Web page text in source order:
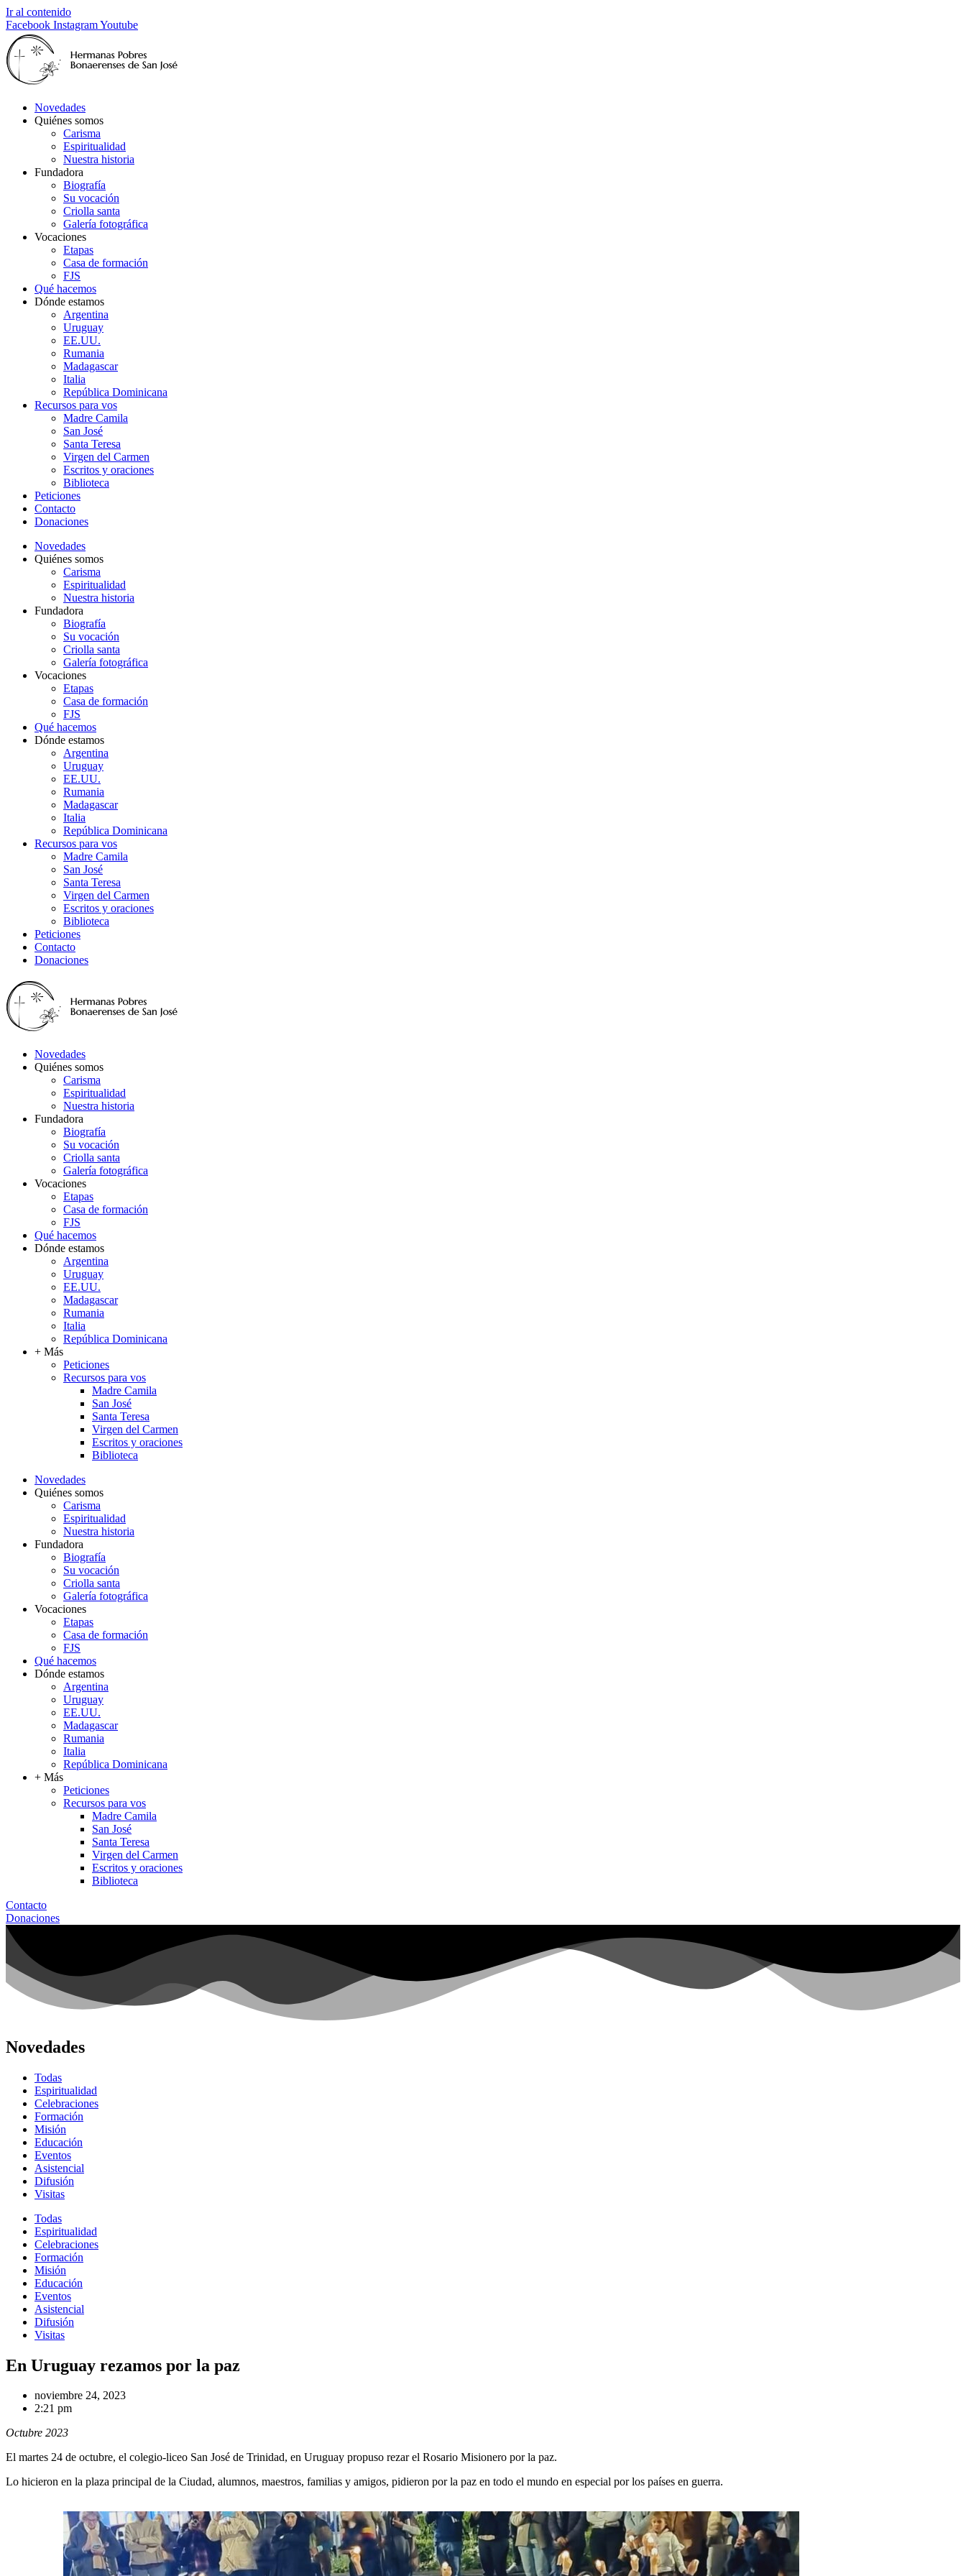
Ir al contenido
Facebook InstagramYoutube
Novedades
Quiénes somos
Carisma
Espiritualidad
Nuestra historia
Fundadora
Biografía
Su vocación
Criolla santa
Galería fotográfica
Vocaciones
Etapas
Casa de formación
FJS
Qué hacemos
Dónde estamos
Argentina
Uruguay
EE.UU.
Rumania
Madagascar
Italia
República Dominicana
Recursos para vos
Madre Camila
San José
Santa Teresa
Virgen del Carmen
Escritos y oraciones
Biblioteca
Peticiones
Contacto
Donaciones
Novedades
Quiénes somos
Carisma
Espiritualidad
Nuestra historia
Fundadora
Biografía
Su vocación
Criolla santa
Galería fotográfica
Vocaciones
Etapas
Casa de formación
FJS
Qué hacemos
Dónde estamos
Argentina
Uruguay
EE.UU.
Rumania
Madagascar
Italia
República Dominicana
Recursos para vos
Madre Camila
San José
Santa Teresa
Virgen del Carmen
Escritos y oraciones
Biblioteca
Peticiones
Contacto
Donaciones
Novedades
Quiénes somos
Carisma
Espiritualidad
Nuestra historia
Fundadora
Biografía
Su vocación
Criolla santa
Galería fotográfica
Vocaciones
Etapas
Casa de formación
FJS
Qué hacemos
Dónde estamos
Argentina
Uruguay
EE.UU.
Madagascar
Rumania
Italia
República Dominicana
+ Más
Peticiones
Recursos para vos
Madre Camila
San José
Santa Teresa
Virgen del Carmen
Escritos y oraciones
Biblioteca
Novedades
Quiénes somos
Carisma
Espiritualidad
Nuestra historia
Fundadora
Biografía
Su vocación
Criolla santa
Galería fotográfica
Vocaciones
Etapas
Casa de formación
FJS
Qué hacemos
Dónde estamos
Argentina
Uruguay
EE.UU.
Madagascar
Rumania
Italia
República Dominicana
+ Más
Peticiones
Recursos para vos
Madre Camila
San José
Santa Teresa
Virgen del Carmen
Escritos y oraciones
Biblioteca
Contacto
Donaciones
Novedades
Todas
Espiritualidad
Celebraciones
Formación
Misión
Educación
Eventos
Asistencial
Difusión
Visitas
Todas
Espiritualidad
Celebraciones
Formación
Misión
Educación
Eventos
Asistencial
Difusión
Visitas
En Uruguay rezamos por la paz
noviembre 24, 2023
2:21 pm
Octubre 2023
El martes 24 de octubre, el colegio-liceo San José de Trinidad, en Uruguay propuso rezar el Rosario Misionero por la paz.
Lo hicieron en la plaza principal de la Ciudad, alumnos, maestros, familias y amigos, pidieron por la paz en todo el mundo en especial por los países en guerra.